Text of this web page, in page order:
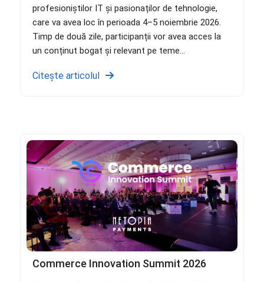
profesioniștilor IT și pasionaților de tehnologie,
care va avea loc în perioada 4–5 noiembrie 2026.
Timp de două zile, participanții vor avea acces la
un conținut bogat și relevant pe teme...
Citește articolul
Commerce Innovation Summit 2026